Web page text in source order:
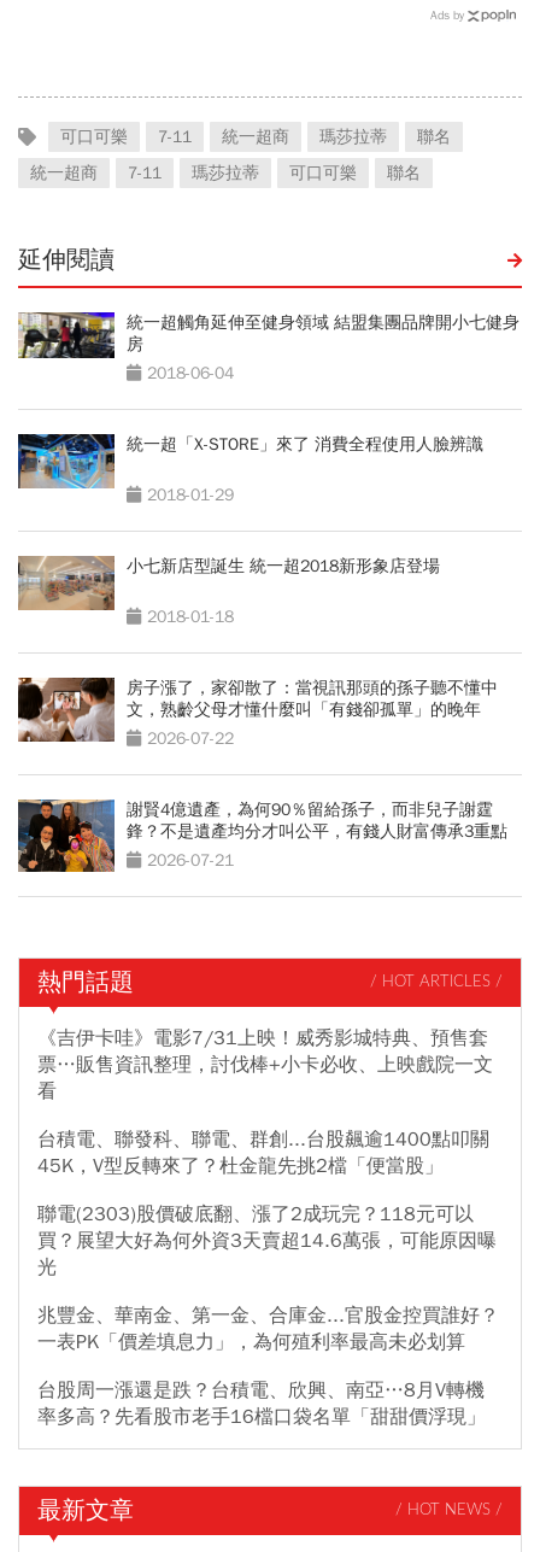
Ads by
可口可樂 7-11 統一超商 瑪莎拉蒂
聯名
統一超商
7-11 瑪莎拉蒂 可口可樂 聯名
延伸閱讀
統一超觸角延伸至健身領域 結盟集團品牌開小七健身
房
2018-06-04
統一超「X-STORE」來了 消費全程使用人臉辨識
2018-01-29
小七新店型誕生 統一超2018新形象店登場
2018-01-18
房子漲了，家卻散了：當視訊那頭的孫子聽不懂中
文，熟齡父母才懂什麼叫「有錢卻孤單」的晚年
2026-07-22
謝賢4億遺產，為何90％留給孫子，而非兒子謝霆
鋒？不是遺產均分才叫公平，有錢人財富傳承3重點
2026-07-21
熱門話題 / HOT ARTICLES /
《吉伊卡哇》電影7/31上映！威秀影城特典、預售套
票…販售資訊整理，討伐棒+小卡必收、上映戲院一文
看
台積電、聯發科、聯電、群創...台股飆逾1400點叩關
45K，V型反轉來了？杜金龍先挑2檔「便當股」
聯電(2303)股價破底翻、漲了2成玩完？118元可以
買？展望大好為何外資3天賣超14.6萬張，可能原因曝
光
兆豐金、華南金、第一金、合庫金...官股金控買誰好？
一表PK「價差填息力」，為何殖利率最高未必划算
台股周一漲還是跌？台積電、欣興、南亞…8月V轉機
率多高？先看股市老手16檔口袋名單「甜甜價浮現」
最新文章 / HOT NEWS /